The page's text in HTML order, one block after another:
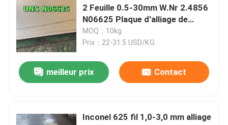
2 Feuille 0.5-30mm W.Nr 2.4856
N06625 Plaque d'alliage de
nickel
MOQ：10kg
Prix：22-31.5 USD/KG
meilleur prix Contact
Inconel 625 fil 1,0-3,0 mm alliage